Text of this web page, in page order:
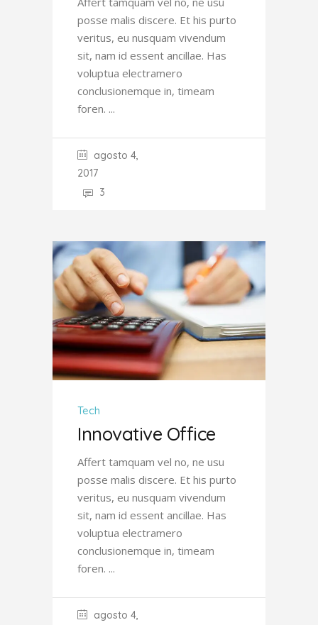
posse malis discere. Et his purto
veritus, eu nusquam vivendum
sit, nam id essent ancillae. Has
voluptua electramero
conclusionemque in, timeam
foren.
agosto 4,
2017
3
Tech
Innovative Office
Affert tamquam vel no, ne usu
posse malis discere. Et his purto
veritus, eu nusquam vivendum
sit, nam id essent ancillae. Has
voluptua electramero
conclusionemque in, timeam
foren.
agosto 4,